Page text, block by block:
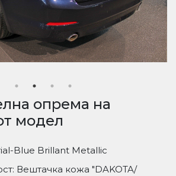
опрема на
модел
Blue Brillant Metallic
Вештачка кожа "DAKOTA/